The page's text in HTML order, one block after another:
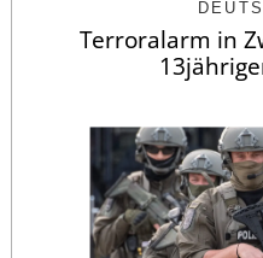
Terroralarm in